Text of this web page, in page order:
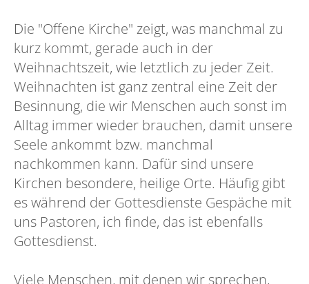
Die "Offene Kirche" zeigt, was manchmal zu
kurz kommt, gerade auch in der
Weihnachtszeit, wie letztlich zu jeder Zeit.
Weihnachten ist ganz zentral eine Zeit der
Besinnung, die wir Menschen auch sonst im
Alltag immer wieder brauchen, damit unsere
Seele ankommt bzw. manchmal
nachkommen kann. Dafür sind unsere
Kirchen besondere, heilige Orte. Häufig gibt
es während der Gottesdienste Gespäche mit
uns Pastoren, ich finde, das ist ebenfalls
Gottesdienst.
Viele Menschen, mit denen wir sprechen,